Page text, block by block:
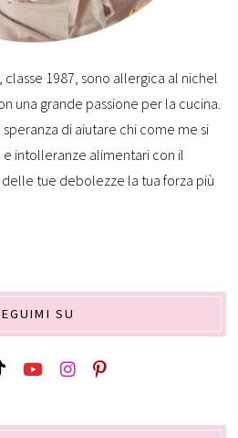
classe 1987, sono allergica al nichel
una grande passione per la cucina.
di aiutare chi come me si
intolleranze alimentari con il
delle tue debolezze la tua forza più
SU